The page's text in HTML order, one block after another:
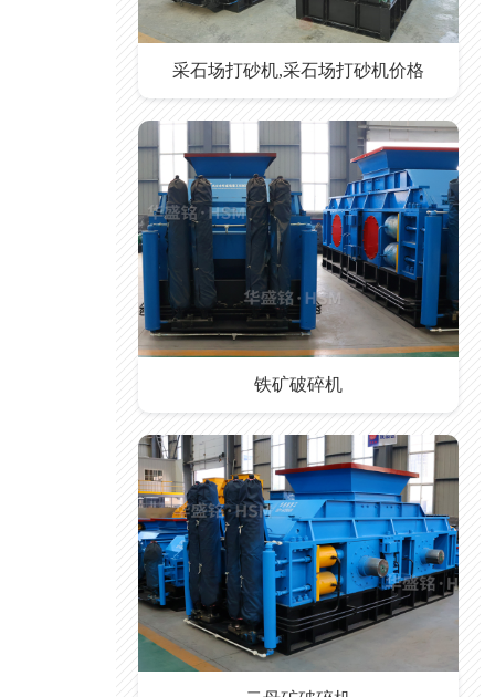
采石场打砂机,采石场打砂机价格
铁矿破碎机